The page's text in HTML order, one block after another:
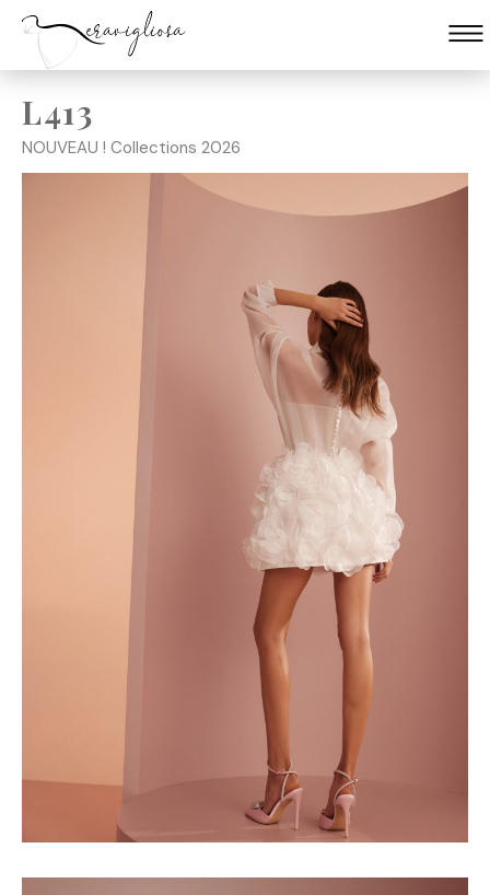
Skip
content
L413
NOUVEAU ! Collections 2026